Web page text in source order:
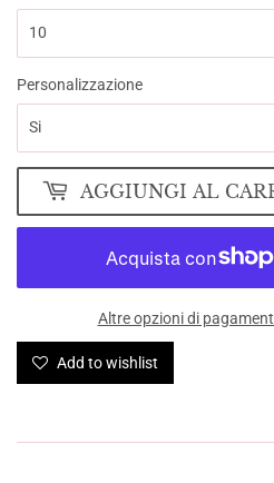
Personalizzazione
AGGIUNGI AL
Altre opzioni di
Add to wishlist